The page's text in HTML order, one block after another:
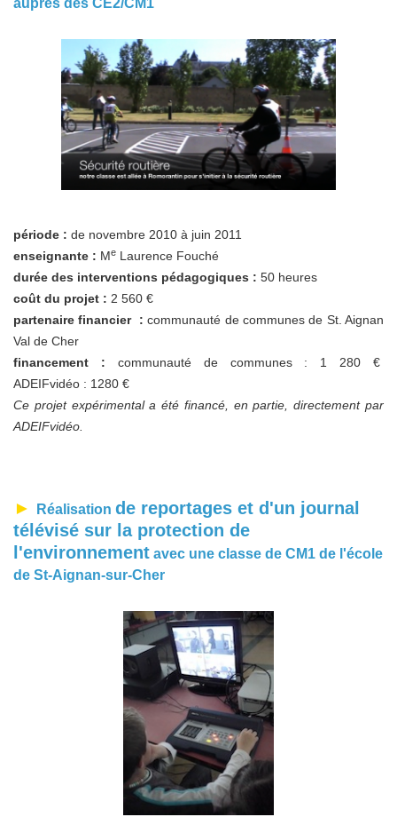
auprès des CE2/CM1
période : de novembre 2010 à juin 2011
enseignante : Me Laurence Fouché
durée des interventions pédagogiques : 50 heures
coût du projet : 2 560 €
partenaire financier : communauté de communes de St. Aignan
Val de Cher
financement : communauté de communes : 1 280 €
ADEIFvidéo : 1280 €
Ce projet expérimental a été financé, en partie, directement par
ADEIFvidéo.
► Réalisation de reportages et d'un journal
télévisé sur la protection de
l'environnement avec une classe de CM1 de l'école
de St-Aignan-sur-Cher